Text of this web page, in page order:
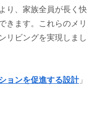
り、家族全員が長く快
きます。これらのメリ
リビングを実現しまし
ョンを促進する設計」